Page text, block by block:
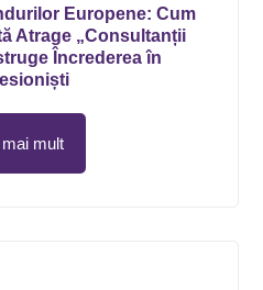
Europene: Cum
Atrage „Consultanții
Încrederea în
mult